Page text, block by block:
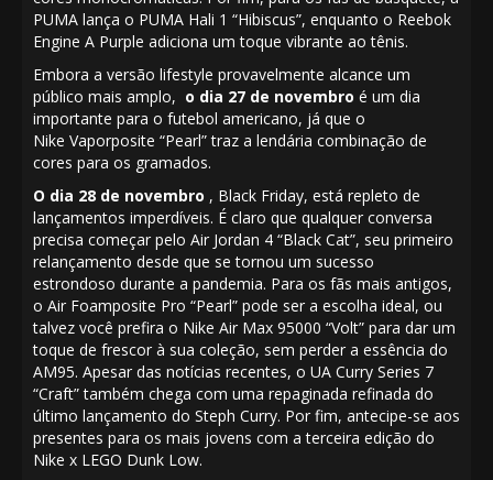
PUMA lança o PUMA Hali 1 “Hibiscus”, enquanto o Reebok
Engine A Purple adiciona um toque vibrante ao tênis.
Embora a versão lifestyle provavelmente alcance um
público mais amplo, o dia 27 de novembro é um dia
importante para o futebol americano, já que o
Nike Vaporposite “Pearl”traz a lendária combinação de
cores para os gramados.
O dia 28 de novembro , Black Friday, está repleto de
lançamentos imperdíveis. É claro que qualquer conversa
precisa começar pelo Air Jordan 4 “Black Cat”, seu primeiro
relançamento desde que se tornou um sucesso
estrondoso durante a pandemia. Para os fãs mais antigos,
o Air Foamposite Pro “Pearl” pode ser a escolha ideal, ou
talvez você prefira o Nike Air Max 95000 “Volt” para dar um
toque de frescor à sua coleção, sem perder a essência do
AM95. Apesar das notícias recentes, o UA Curry Series 7
“Craft”também chega com uma repaginada refinada do
último lançamento do Steph Curry. Por fim, antecipe-se aos
presentes para os mais jovens com a terceira edição do
Nike x LEGO Dunk Low.